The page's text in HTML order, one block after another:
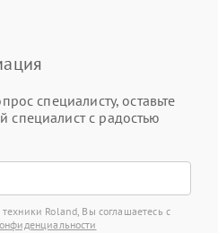
специалисту, оставьте
с радостью
Roland, Вы соглашаетесь с